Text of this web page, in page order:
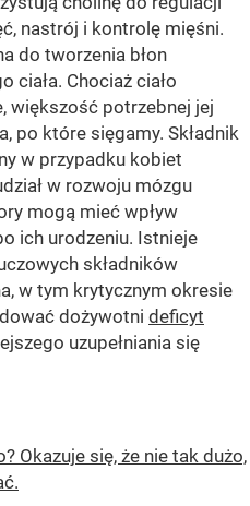
nastrój i kontrolę mięśni.
do tworzenia błon
ciała. Chociaż ciało
większość potrzebnej jej
po które sięgamy. Składnik
w przypadku kobiet
w rozwoju mózgu
mogą mieć wpływ
ich urodzeniu. Istnieje
składników
w tym krytycznym okresie
dożywotni deficyt
uzupełniania się
Okazuje się, że nie tak dużo,